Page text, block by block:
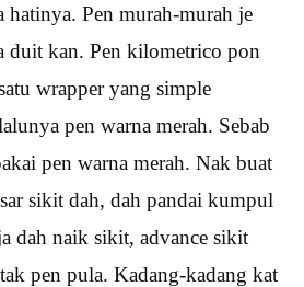
hatinya. Pen murah-murah je
duit kan. Pen kilometrico pon
wrapper yang simple
pen warna merah. Sebab
pen warna merah. Nak buat
sikit dah, dah pandai kumpul
dah naik sikit, advance sikit
pen pula. Kadang-kadang kat